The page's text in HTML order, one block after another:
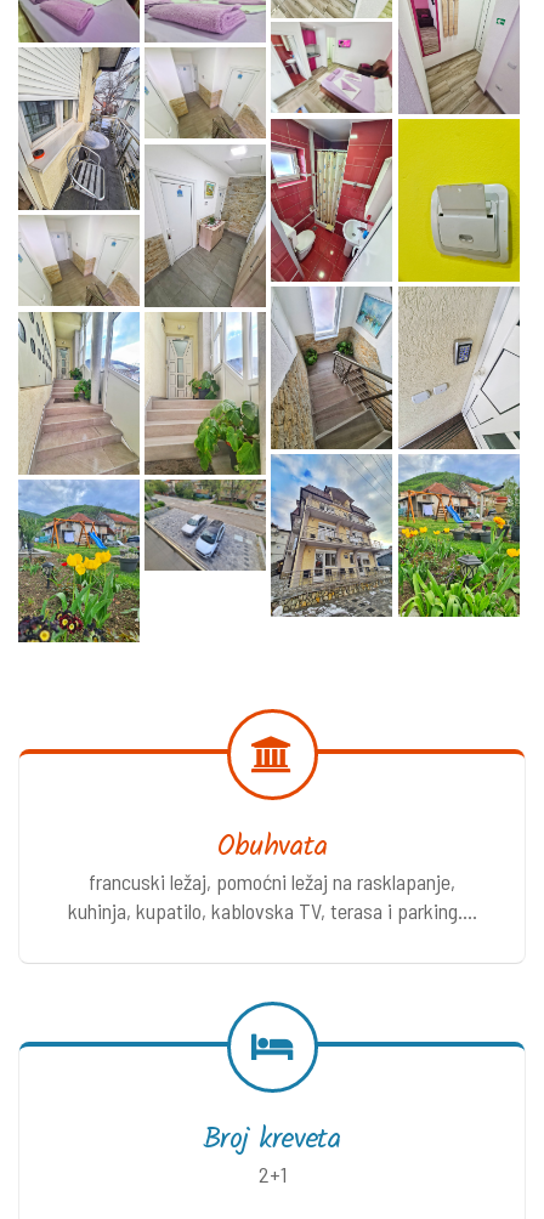
Obuhvata
francuski ležaj, pomoćni ležaj na rasklapanje,
kuhinja, kupatilo, kablovska TV, terasa i parking....
Broj kreveta
2+1